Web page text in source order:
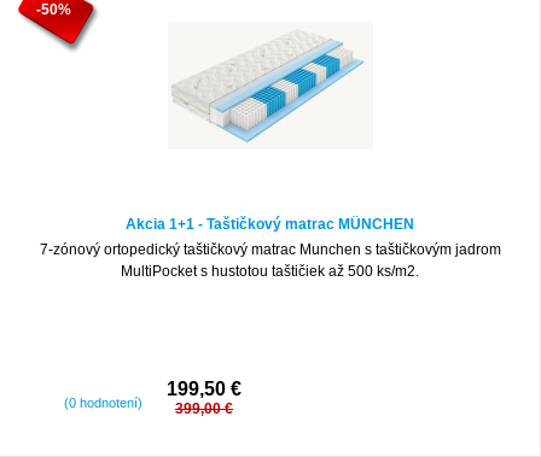
-50%
Akcia 1+1 - Taštičkový matrac MÜNCHEN
7-zónový ortopedický taštičkový matrac Munchen s taštičkovým jadrom
MultiPocket s hustotou taštičiek až 500 ks/m2.
(0 hodnotení)
199,50 €
399,00 €